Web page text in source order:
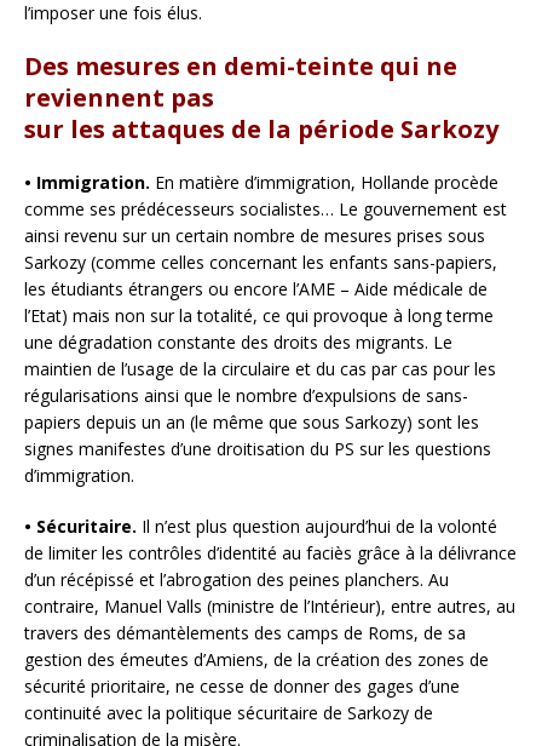
l’imposer une fois élus.
Des mesures en demi-teinte qui ne
reviennent pas
sur les attaques de la période Sarkozy
• Immigration. En matière d’immigration, Hollande procède
comme ses prédécesseurs socialistes… Le gouvernement est
ainsi revenu sur un certain nombre de mesures prises sous
Sarkozy (comme celles concernant les enfants sans-papiers,
les étudiants étrangers ou encore l’AME – Aide médicale de
l’Etat) mais non sur la totalité, ce qui provoque à long terme
une dégradation constante des droits des migrants. Le
maintien de l’usage de la circulaire et du cas par cas pour les
régularisations ainsi que le nombre d’expulsions de sans-
papiers depuis un an (le même que sous Sarkozy) sont les
signes manifestes d’une droitisation du PS sur les questions
d’immigration.
• Sécuritaire. Il n’est plus question aujourd’hui de la volonté
de limiter les contrôles d’identité au faciès grâce à la délivrance
d’un récépissé et l’abrogation des peines planchers. Au
contraire, Manuel Valls (ministre de l’Intérieur), entre autres, au
travers des démantèlements des camps de Roms, de sa
gestion des émeutes d’Amiens, de la création des zones de
sécurité prioritaire, ne cesse de donner des gages d’une
continuité avec la politique sécuritaire de Sarkozy de
criminalisation de la misère.